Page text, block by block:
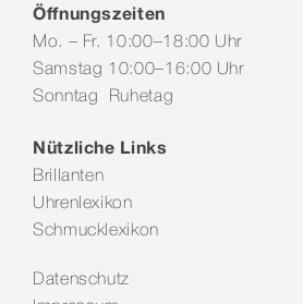
Öffnungszeiten
Mo. – Fr. 10:00–18:00 Uhr
Samstag 10:00–16:00 Uhr
Sonntag Ruhetag
Nützliche Links
Brillanten
Uhrenlexikon
Schmucklexikon
Datenschutz